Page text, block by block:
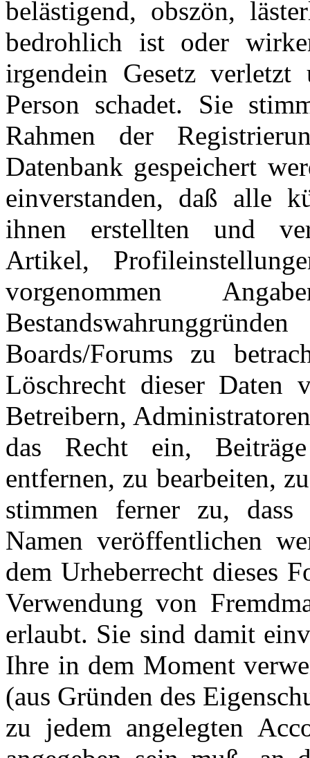
belästigend, obszön,
bedrohlich ist oder
irgendein Gesetz verletzt
Person schadet. Sie
Rahmen der
Datenbank gespeichert
einverstanden, daß alle
ihnen erstellten und
Artikel,
vorgenommen
Boards/Forums zu
Löschrecht dieser Daten
Betreibern,
das Recht ein,
entfernen, zu bearbeiten,
stimmen ferner zu,
Namen veröffentlichen
dem Urheberrecht dieses
Verwendung von
erlaubt. Sie sind damit
Ihre in dem Moment
(aus Gründen des
zu jedem angelegten